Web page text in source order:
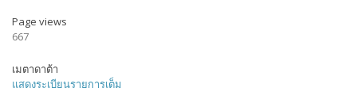
Page views
667
เมตาดาต้า
แสดงระเบียนรายการเต็ม